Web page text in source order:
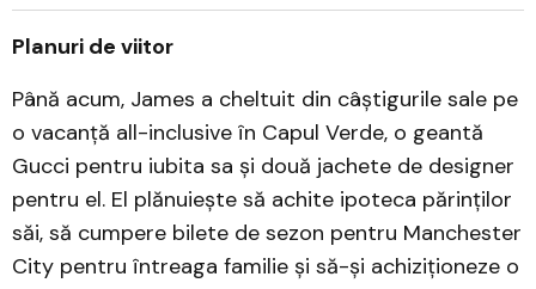
Planuri de viitor
Până acum, James a cheltuit din câștigurile sale pe
o vacanță all-inclusive în Capul Verde, o geantă
Gucci pentru iubita sa și două jachete de designer
pentru el. El plănuiește să achite ipoteca părinților
săi, să cumpere bilete de sezon pentru Manchester
City pentru întreaga familie și să-și achiziționeze o